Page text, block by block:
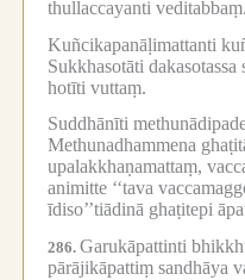
thullaccayanti veditabbaṃ.
Kuñcikapanāḷimattanti
Sukkhasotāti
hotīti vuttaṃ.
Suddhānīti
Methunadhammena
upalakkhaṇamattaṃ,
animitte ‘‘tava
īdiso’’tiādinā ghaṭitepi
286. Garukāpattinti
pārājikāpattiṃ sandhāya